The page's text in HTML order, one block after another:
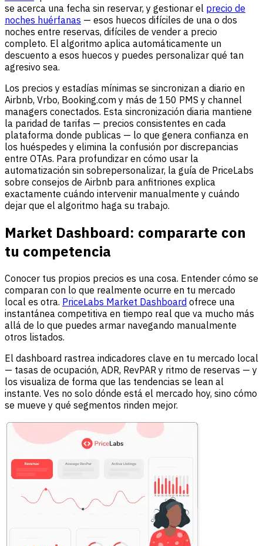
se acerca una fecha sin reservar, y gestionar el precio de
noches huérfanas — esos huecos difíciles de una o dos
noches entre reservas, difíciles de vender a precio
completo. El algoritmo aplica automáticamente un
descuento a esos huecos y puedes personalizar qué tan
agresivo sea.
Los precios y estadías mínimas se sincronizan a diario en
Airbnb, Vrbo, Booking.com y más de 150 PMS y channel
managers conectados. Esta sincronización diaria mantiene
la paridad de tarifas — precios consistentes en cada
plataforma donde publicas — lo que genera confianza en
los huéspedes y elimina la confusión por discrepancias
entre OTAs. Para profundizar en cómo usar la
automatización sin sobrepersonalizar, la guía de PriceLabs
sobre consejos de Airbnb para anfitriones explica
exactamente cuándo intervenir manualmente y cuándo
dejar que el algoritmo haga su trabajo.
Market Dashboard: compararte con
tu competencia
Conocer tus propios precios es una cosa. Entender cómo se
comparan con lo que realmente ocurre en tu mercado
local es otra. PriceLabs Market Dashboard ofrece una
instantánea competitiva en tiempo real que va mucho más
allá de lo que puedes armar navegando manualmente
otros listados.
El dashboard rastrea indicadores clave en tu mercado local
— tasas de ocupación, ADR, RevPAR y ritmo de reservas — y
los visualiza de forma que las tendencias se lean al
instante. Ves no solo dónde está el mercado hoy, sino cómo
se mueve y qué segmentos rinden mejor.